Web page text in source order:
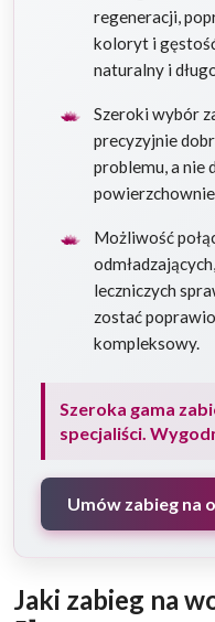
regeneracji,
koloryt i
naturalny i
Szeroki wybór
precyzyjnie
problemu, a nie
Możliwość
leczniczych
zostać
kompleksowy.
Szeroka gama
specjaliści.
Umów zabieg na
Jaki zabieg na